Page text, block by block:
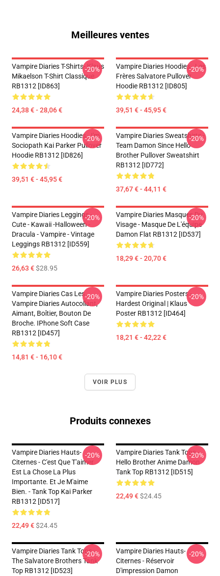
Meilleures ventes
Vampire Diaries T-Shirts- Klaus
Mikaelson T-Shirt Classique
RB1312 [ID863]
24,38 € - 28,06 €
-20%
Vampire Diaries Hoodies - Les
Frères Salvatore Pullover
Hoodie RB1312 [ID805]
39,51 € - 45,95 €
-20%
Vampire Diaries Hoodies - I'm
Sociopath Kai Parker Pullover
Hoodie RB1312 [ID826]
39,51 € - 45,95 €
-20%
Vampire Diaries Sweatshirts -
Team Damon Since Hello
Brother Pullover Sweatshirt
RB1312 [ID772]
37,67 € - 44,11 €
-20%
Vampire Diaries Leggings -
Cute - Kawaii -Halloween -
Dracula - Vampire - Vintage
Leggings RB1312 [ID559]
26,63 €$28.95
-20%
Vampire Diaries Masques Du
Visage - Masque De L'équipe
Damon Flat RB1312 [ID537]
18,29 € - 20,70 €
-20%
Vampire Diaries Cas Les
Vampire Diaries Autocollant,
Aimant, Boîtier, Bouton De
Broche. IPhone Soft Case
RB1312 [ID457]
14,81 € - 16,10 €
-20%
Vampire Diaries Posters -
Hardest Original | Klaus
Poster RB1312 [ID464]
18,21 € - 42,22 €
-20%
VOIR PLUS
Produits connexes
Vampire Diaries Hauts-
Citernes - C'est Que T'aimer
Est La Chose La Plus
Importante. Et Je M'aime
Bien. - Tank Top Kai Parker
RB1312 [ID517]
22,49 €$24.45
-20%
Vampire Diaries Tank Tops -
Hello Brother Anime Damon
Tank Top RB1312 [ID515]
22,49 €$24.45
-20%
Vampire Diaries Tank Tops -
The Salvatore Brothers Tank
Top RB1312 [ID523]
-20%
Vampire Diaries Hauts-
Citernes - Réservoir
D'impression Damon
-20%